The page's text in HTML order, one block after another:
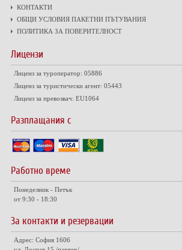
КОНТАКТИ
ОБЩИ УСЛОВИЯ ПАКЕТНИ ПЪТУВАНИЯ
ПОЛИТИКА ЗА ПОВЕРИТЕЛНОСТ
Лицензи
Лиценз за туроператор: 05886
Лиценз за туристически агент: 05443
Лиценз за превозвач: EU1064
Разплащания с
Работно време
Понеделник - Петък
от 9:30 - 18:30
За контакти и резервации
Адрес: София 1606